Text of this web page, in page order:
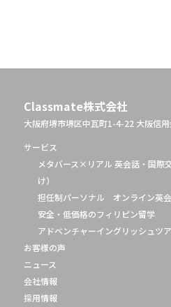
ー
ジ
送
り
Classmate株式会社
大阪府堺市堺区中瓦町1-4-22 大阪信
サービス
メタバース×リアル 英会話・国際
け）
担任制パーソナル オンライン英会
安全・低価格のフィリピン留学
アドベンチャーイングリッシュツ
お客様の声
ニュース
会社情報
採用情報